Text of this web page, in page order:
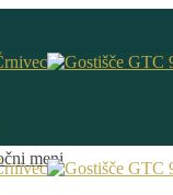
meni